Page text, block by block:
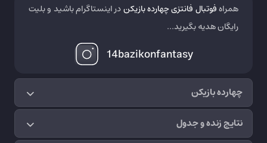
چهارده بازیکن
نتایج زنده و جدول
همراهفوتبال فانتزی چهارده بازیکندر اینستاگرام باشید و بلیت
رایگان هدیه بگیرید...
14bazikonfantasy